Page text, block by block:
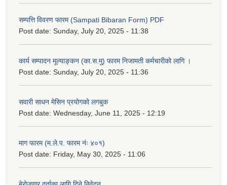
सम्पत्ति विवरण फारम (Sampati Bibaran Form) PDF
Post date: Sunday, July 20, 2025 - 11:38
कार्य सम्पादन मूल्याङ्कन (का.स.मु) फारम निजामती कर्मचारीको लागि ।
Post date: Sunday, July 20, 2025 - 11:36
सवारी साधन मेसिन प्रयोगको लगबुक
Post date: Wednesday, June 11, 2025 - 12:19
माग फारम (म.ले.प. फारम नंः ४०१)
Post date: Friday, May 30, 2025 - 11:06